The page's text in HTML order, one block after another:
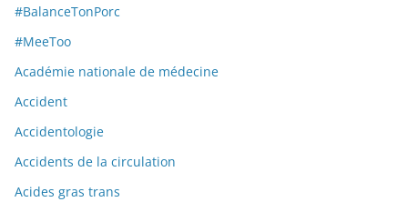
#BalanceTonPorc
#MeeToo
Académie nationale de médecine
Accident
Accidentologie
Accidents de la circulation
Acides gras trans